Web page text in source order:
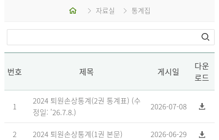
홈 자료실 통계집
번호 제목 게시일
다운
로드
1
2024 퇴원손상통계(2권 통계표) (수
정일: '26.7.8.)
2026-07-08
2 2024 퇴원손상통계(1권 본문) 2026-06-29